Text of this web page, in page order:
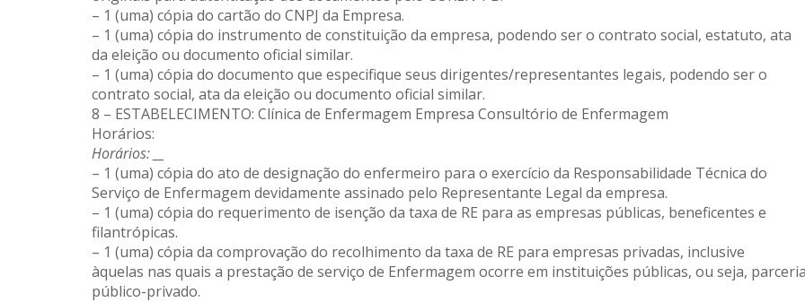
– 1 (uma) cópia do cartão do CNPJ da Empresa.
– 1 (uma) cópia do instrumento de constituição da empresa, podendo ser o contrato social, estatuto, ata
da eleição ou documento oficial similar.
– 1 (uma) cópia do documento que especifique seus dirigentes/representantes legais, podendo ser o
contrato social, ata da eleição ou documento oficial similar.
8 – ESTABELECIMENTO: Clínica de Enfermagem Empresa Consultório de Enfermagem
Horários:
Horários: __
– 1 (uma) cópia do ato de designação do enfermeiro para o exercício da Responsabilidade Técnica do
Serviço de Enfermagem devidamente assinado pelo Representante Legal da empresa.
– 1 (uma) cópia do requerimento de isenção da taxa de RE para as empresas públicas, beneficentes e
filantrópicas.
– 1 (uma) cópia da comprovação do recolhimento da taxa de RE para empresas privadas, inclusive
àquelas nas quais a prestação de serviço de Enfermagem ocorre em instituições públicas, ou seja, parceria
público-privado.